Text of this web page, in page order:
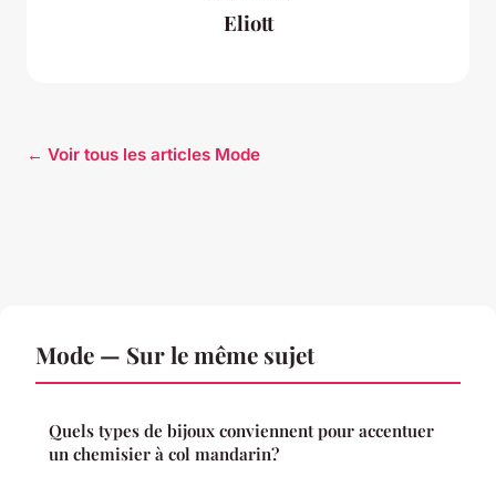
Eliott
← Voir tous les articles Mode
Mode — Sur le même sujet
Quels types de bijoux conviennent pour accentuer
un chemisier à col mandarin?